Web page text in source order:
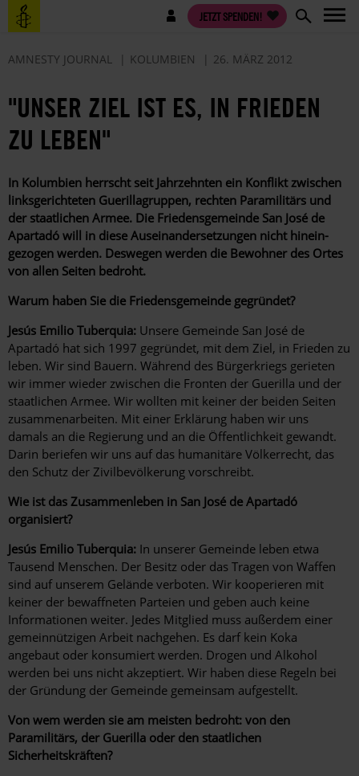
Direkt
zum
Benutzermenü JETZT SPENDEN!
AMNESTY JOURNAL KOLUMBIEN 26. MÄRZ 2012
"UNSER ZIEL IST ES, IN FRIEDEN
ZU LEBEN"
In Kolumbien herrscht seit Jahrzehnten ein Konflikt zwischen
linksgerichteten Guerillagruppen, rechten Paramilitärs und
der staatlichen Armee. Die Friedensgemeinde San José de
Apartadó will in diese Auseinandersetzungen nicht hinein­
gezogen werden. Deswegen werden die Bewohner des Ortes
von allen Seiten bedroht.
Warum haben Sie die Friedensgemeinde gegründet?
Jesús Emilio Tuberquia: Unsere Gemeinde San José de
Apartadó hat sich 1997 gegründet, mit dem Ziel, in Frieden zu
leben. Wir sind Bauern. Während des Bürgerkriegs gerieten
wir immer wieder zwischen die Fronten der Guerilla und der
staatlichen Armee. Wir wollten mit keiner der beiden Seiten
zusammenarbeiten. Mit einer Erklärung haben wir uns
damals an die Regierung und an die Öffentlichkeit gewandt.
Darin beriefen wir uns auf das humanitäre Völkerrecht, das
den Schutz der Zivilbevölkerung vorschreibt.
Wie ist das Zusammenleben in San José de Apartadó
organisiert?
Jesús Emilio Tuberquia: In unserer Gemeinde leben etwa
Tausend Menschen. Der Besitz oder das Tragen von Waffen
sind auf unserem Gelände verboten. Wir kooperieren mit
keiner der bewaffneten Parteien und geben auch keine
Informationen weiter. Jedes Mitglied muss außerdem einer
gemeinnützigen Arbeit nachgehen. Es darf kein Koka
angebaut oder konsumiert werden. Drogen und Alkohol
werden bei uns nicht akzeptiert. Wir haben diese Regeln bei
der Gründung der Gemeinde gemeinsam aufgestellt.
Von wem werden sie am meisten bedroht: von den
Paramilitärs, der Guerilla oder den staatlichen
Sicherheitskräften?